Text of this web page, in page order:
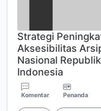
Strategi
Aksesibilitas
Nasional Republik
Indonesia
Komentar Penanda